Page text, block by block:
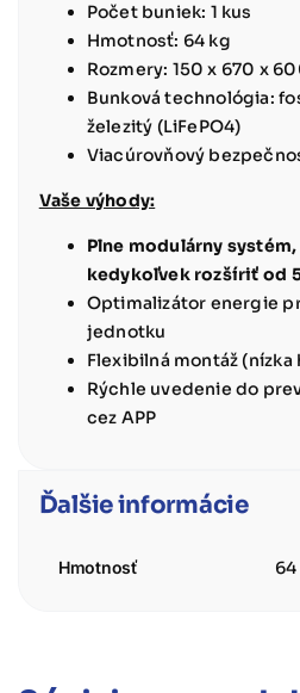
Počet buniek: 1 kus
Hmotnosť: 64 kg
Rozmery: 150 x 670 x
Bunková technológia:
železitý (LiFePO4)
Viacúrovňový
Vaše výhody:
Plne modulárny
kedykoľvek rozšíriť od
Optimalizátor energie
jednotku
Flexibilná montáž (nízka
Rýchle uvedenie do
cez APP
Ďalšie informácie
Hmotnosť